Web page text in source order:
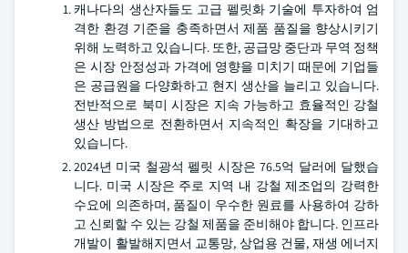
캐나다의 생산자들도 고급 펠릿화 기술에 투자하여 엄
격한 환경 기준을 충족하면서 제품 품질을 향상시키기
위해 노력하고 있습니다. 또한, 공급망 중단과 무역 정책
은 시장 안정성과 가격에 영향을 미치기 때문에 기업들
은 공급원을 다양화하고 현지 생산을 늘리고 있습니다.
전반적으로 북미 시장은 지속 가능하고 효율적인 강철
생산 방법으로 전환하면서 지속적인 확장을 기대하고
있습니다.
2024년 미국 철광석 펠릿 시장은 76.5억 달러에 달했습
니다. 미국 시장은 주로 지역 내 강철 제조업의 강력한
수요에 의존하며, 품질이 우수한 원료를 사용하여 강하
고 신뢰할 수 있는 강철 제품을 준비해야 합니다. 인프라
개발이 활발해지면서 교통망, 상업용 건물, 재생 에너지